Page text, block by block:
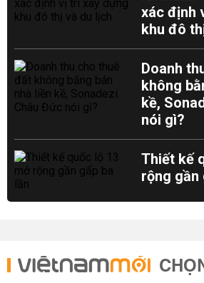
xác định
khu đô
Doanh
không
kề,
nói gì?
Thiết kế
rộng gần